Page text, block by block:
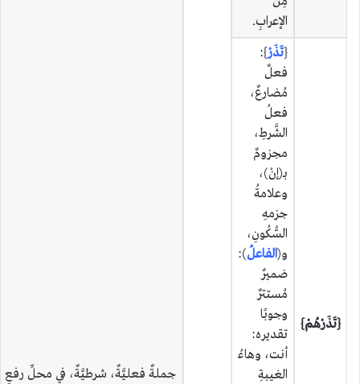
الإعرابِ.
جملةٌ فعليَّةٌ، شرطيَّةٌ، في محلِّ رفعِ
{تَذَرْهُمْ}
{تَذَرْ}:
فعلٌ
مُضارعٌ،
فعلُ
الشَّرطِ،
مجزومٌ
بـ(إنْ)،
وعلامةُ
جزمهِ
السُّكُونِ،
و(الفاعلُ):
ضميرٌ
مُستترٌ
وجوبًا
تقديره:
أنت، وهاءُ
الغيبةِ